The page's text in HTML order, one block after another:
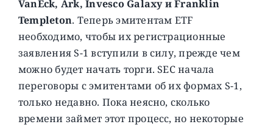
VanEck, Ark, Invesco Galaxy и Franklin
Templeton. Теперь эмитентам ETF
необходимо, чтобы их регистрационные
заявления S-1 вступили в силу, прежде чем
можно будет начать торги. SEC начала
переговоры с эмитентами об их формах S-1,
только недавно. Пока неясно, сколько
времени займет этот процесс, но некоторые